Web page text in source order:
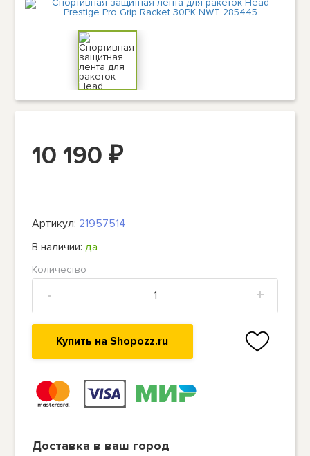
10 190₽
Артикул: 21957514
В наличии:да
Количество
- +
Купить на Shopozz.ru
Доставка в ваш город